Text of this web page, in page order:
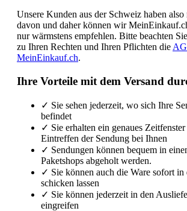
Unsere Kunden aus der Schweiz haben
davon und daher können wir
nur wärmstens empfehlen. Bitte beachten
zu Ihren Rechten und Ihren Pflichten die
MeinEinkauf.ch.
Ihre Vorteile mit dem Versand
✓ Sie sehen jederzeit, wo sich Ihre
befindet
✓ Sie erhalten ein genaues
Eintreffen der Sendung bei Ihnen
✓ Sendungen können bequem in
Paketshops abgeholt werden.
✓ Sie können auch die Ware sofort in
schicken lassen
✓ Sie können jederzeit in den
eingreifen